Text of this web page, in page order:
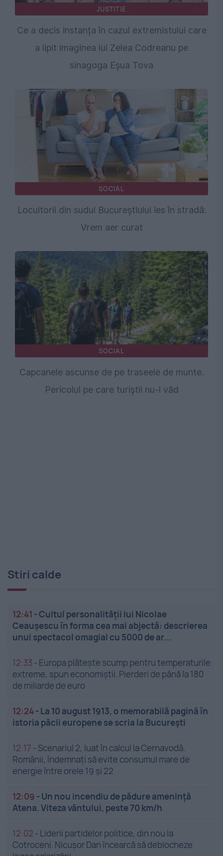
JUSTITIE
Ce a decis instanța în cazul extremistului care
a lipit imaginea lui Zelea Codreanu pe
sinagoga Eșua Tova
SOCIAL
Locuitorii din sudul Bucureștiului ies în stradă:
Vrem aer curat
SOCIAL
Capcanele ascunse de pe traseele de munte.
Pericolul pe care turiștii nu-l văd
Stiri calde
12:41 -Cultul personalității lui Nicolae
Ceaușescu în forma cea mai abjectă: descrierea
unui spectacol omagial cu 5000 de ar...
12:33 - Europa plătește scump pentru temperaturile
extreme, spun economiștii. Pierderi de până la 180
de miliarde de euro
12:24- La 10 august 1913, o memorabilă pagină în
istoria păcii europene se scria la București
12:17 - Scenariul 2, luat în calcul la Cernavodă.
Românii, îndemnați să evite consumul mare de
energie între orele 19 și 22
12:09 - Un nou incendiu de pădure amenință
Atena. Viteza vântului, peste 70 km/h
12:02 - Liderii partidelor politice, din nou la
Cotroceni. Nicușor Dan încearcă să deblocheze